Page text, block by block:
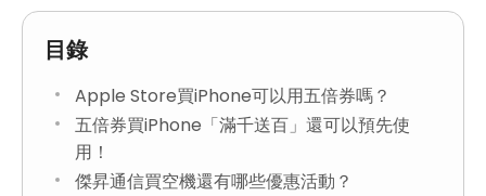
目錄
Apple Store買iPhone可以用五倍券嗎？
五倍券買iPhone「滿千送百」還可以預先使
用！
傑昇通信買空機還有哪些優惠活動？